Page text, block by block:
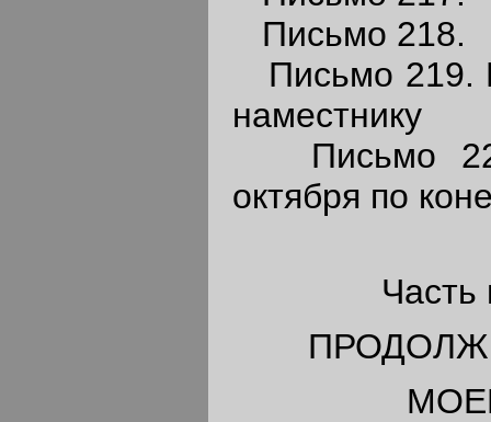
Письмо 218.
Письмо 219.
наместнику
Письмо
октября по
Часть